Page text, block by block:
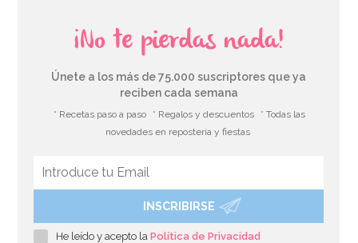
Camino de Mesa Gold Ceremony 5 m
¡No te pierdas nada!
Únete a los más de 75.000 suscriptores que ya
reciben cada semana
* Recetas paso a paso * Regalos y descuentos
* Todas las
novedades en repostería y fiestas
INSCRIBIRSE
He leído y acepto laPolítica de Privacidad